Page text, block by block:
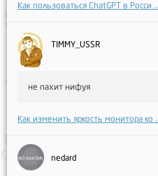
Как пользоваться ChatGPT в Росси
TIMMY_USSR
не пахит нифуя
Как изменить яркость монитора ко
nedard